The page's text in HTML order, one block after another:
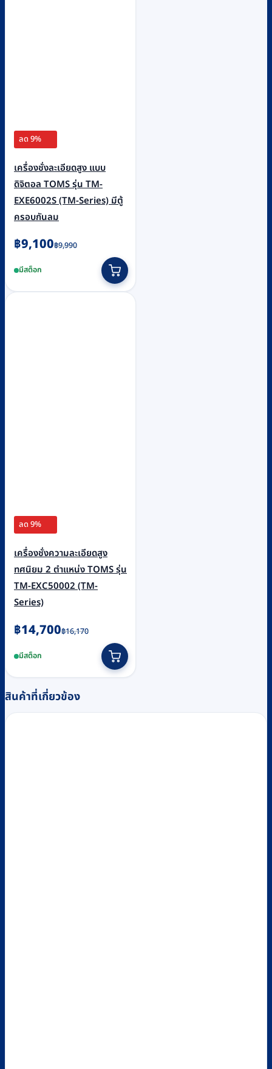
ลด 9%
เครื่องชั่งละเอียดสูง แบบ
ดิจิตอล TOMS รุ่น TM-
EXE6002S (TM-Series) มีตู้
ครอบกันลม
฿9,990
Original
was:
฿9,990.
฿9,100
Current
is:
฿9,100.
มีสต็อก
ลด 9%
เครื่องชั่งความละเอียดสูง
ทศนิยม 2 ตำแหน่ง TOMS รุ่น
TM-EXC50002 (TM-
Series)
฿16,170
Original
was:
฿16,170.
฿14,700
Current
is:
฿14,700.
มีสต็อก
สินค้าที่เกี่ยวข้อง